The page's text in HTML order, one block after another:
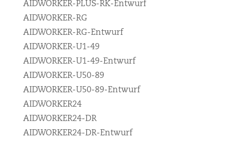
AIDWORKER-PLUS-RK-Entwurf
AIDWORKER-RG
AIDWORKER-RG-Entwurf
AIDWORKER-U1-49
AIDWORKER-U1-49-Entwurf
AIDWORKER-U50-89
AIDWORKER-U50-89-Entwurf
AIDWORKER24
AIDWORKER24-DR
AIDWORKER24-DR-Entwurf